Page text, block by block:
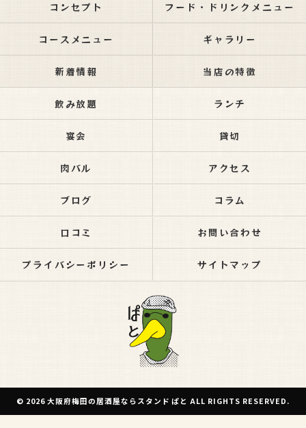
コンセプト フード・ドリンクメニュー
コースメニュー ギャラリー
新着情報 当店の特徴
飲み放題 ランチ
宴会 貸切
肉バル アクセス
ブログ コラム
口コミ お問い合わせ
プライバシーポリシー サイトマップ
© 2026 大阪府梅田の居酒屋ならスタンド ぱと ALL RIGHTS RESERVED.